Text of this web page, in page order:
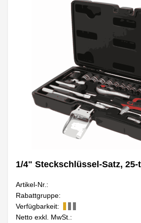
1/4" Steckschlüssel-Satz, 25-
Artikel-Nr.:
Rabattgruppe:
Verfügbarkeit:
Netto exkl. MwSt.: